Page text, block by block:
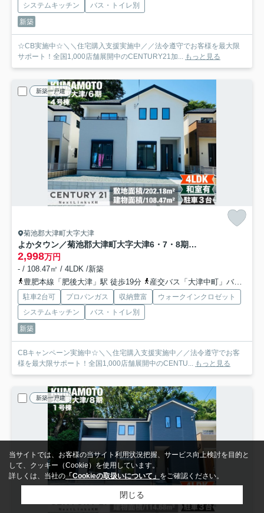
システムキッチン
バス・トイレ別
新築
☆CB実施中☆＼＼住宅購入支援実施中／／法令遵守でお客様を最大限
サポート！全国1,000店舗展開中のCENTURY21加... もっと見る
新築一戸建
菊池郡大津町大字大津
よかタウン／菊池郡大津町大字大津6・7・8期／4号棟
2,998万円
- / 108.47㎡ / 4LDK /新築
豊肥本線「肥後大津」駅 徒歩19分
産交バス「大津中町」バス停下車 徒歩5分
駐車2台可 プロパンガス 収納豊富
ウォークインクロゼット
システムキッチン
バス・トイレ別
新築
CBキャンペーン実施中☆＼＼住宅購入支援実施中／／法令遵守でお客
様を最大限サポート！全国1,000店舗展開中のCENTU... もっと見る
新築一戸建
当サイトでは、お客様の当サイト利用状況把握、サービス向上検討を目的と
して、クッキー（Cookie）を使用しています。
詳しくは、当社の 「Cookieの取扱いについて」 をご確認ください。
閉じる